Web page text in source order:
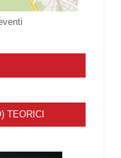
TEORICI